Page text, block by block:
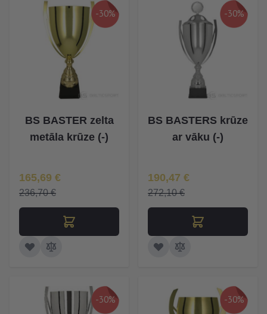
-30%
BS BASTER zelta
metāla krūze (-)
Īpaša Cena
165,69 €
236,70 €
-30%
BS BASTERS krūze
ar vāku (-)
Īpaša Cena
190,47 €
272,10 €
-30% -30%